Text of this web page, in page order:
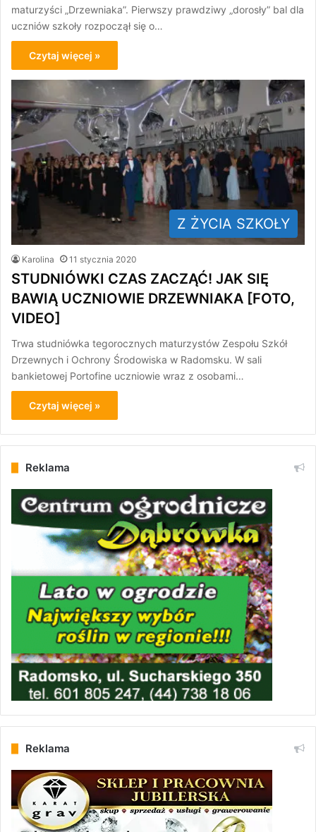
maturzyści „Drzewniaka”. Pierwszy prawdziwy „dorosły” bal dla
uczniów szkoły rozpoczął się o…
Czytaj więcej »
Z ŻYCIA SZKOŁY
Karolina 11 stycznia 2020
STUDNIÓWKI CZAS ZACZĄĆ! JAK SIĘ
BAWIĄ UCZNIOWIE DRZEWNIAKA [FOTO,
VIDEO]
Trwa studniówka tegorocznych maturzystów Zespołu Szkół
Drzewnych i Ochrony Środowiska w Radomsku. W sali
bankietowej Portofine uczniowie wraz z osobami…
Czytaj więcej »
Reklama
Reklama